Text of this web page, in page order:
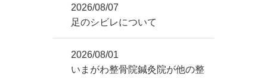
2026/08/07
足のシビレについて
2026/08/01
いまがわ整骨院鍼灸院が他の整